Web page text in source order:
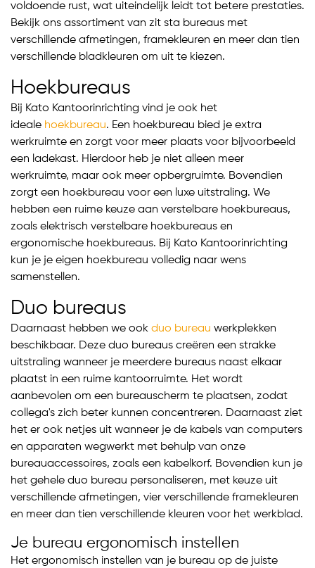
voldoende rust, wat uiteindelijk leidt tot betere prestaties.
Bekijk ons assortiment van zit sta bureaus met
verschillende afmetingen, framekleuren en meer dan tien
verschillende bladkleuren om uit te kiezen.
Hoekbureaus
Bij Kato Kantoorinrichting vind je ook het
ideale hoekbureau. Een hoekbureau bied je extra
werkruimte en zorgt voor meer plaats voor bijvoorbeeld
een ladekast. Hierdoor heb je niet alleen meer
werkruimte, maar ook meer opbergruimte. Bovendien
zorgt een hoekbureau voor een luxe uitstraling. We
hebben een ruime keuze aan verstelbare hoekbureaus,
zoals elektrisch verstelbare hoekbureaus en
ergonomische hoekbureaus. Bij Kato Kantoorinrichting
kun je je eigen hoekbureau volledig naar wens
samenstellen.
Duo bureaus
Daarnaast hebben we ook duo bureau werkplekken
beschikbaar. Deze duo bureaus creëren een strakke
uitstraling wanneer je meerdere bureaus naast elkaar
plaatst in een ruime kantoorruimte. Het wordt
aanbevolen om een bureauscherm te plaatsen, zodat
collega's zich beter kunnen concentreren. Daarnaast ziet
het er ook netjes uit wanneer je de kabels van computers
en apparaten wegwerkt met behulp van onze
bureauaccessoires, zoals een kabelkorf. Bovendien kun je
het gehele duo bureau personaliseren, met keuze uit
verschillende afmetingen, vier verschillende framekleuren
en meer dan tien verschillende kleuren voor het werkblad.
Je bureau ergonomisch instellen
Het ergonomisch instellen van je bureau op de juiste